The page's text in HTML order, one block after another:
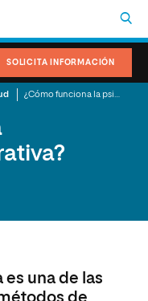
SOLICITA INFORMACIÓN
una de las
de